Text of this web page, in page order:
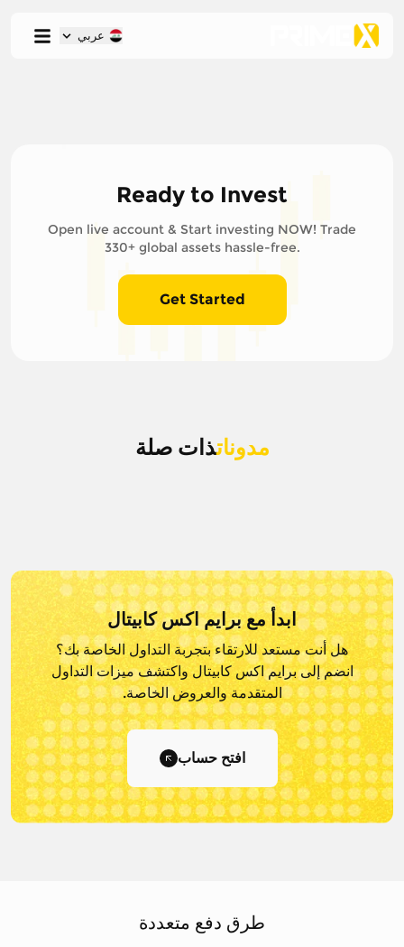
عربي
Ready to Invest
Open live account & Start investing NOW! Trade
330+ global assets hassle-free.
Get Started
مدوناتذات صلة
ابدأ مع برايم اكس كابيتال
هل أنت مستعد للارتقاء بتجربة التداول الخاصة بك؟
انضم إلى برايم اكس كابيتال واكتشف ميزات التداول
المتقدمة والعروض الخاصة.
افتح حساب
طرق دفع متعددة